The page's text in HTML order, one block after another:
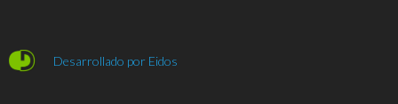
Desarrollado por Eidos